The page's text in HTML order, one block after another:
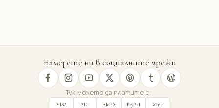
Намерете ни в социалните мрежи
Тук можете да платите с:
VISA MC AMEX PayPal Wire